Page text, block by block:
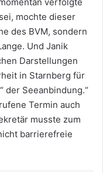
mochte dieser
des BVM, sondern
Und Janik
Darstellungen
in Starnberg für
der Seeanbindung.“
Termin auch
musste zum
barrierefreie